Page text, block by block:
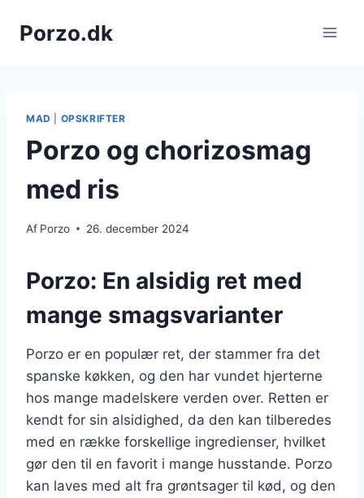
Porzo.dk
MAD OPSKRIFTER
Porzo og chorizosmag
med ris
Af Porzo 26. december 2024
Porzo: En alsidig ret med
mange smagsvarianter
Porzo er en populær ret, der stammer fra det
spanske køkken, og den har vundet hjerterne
hos mange madelskere verden over. Retten er
kendt for sin alsidighed, da den kan tilberedes
med en række forskellige ingredienser, hvilket
gør den til en favorit i mange husstande. Porzo
kan laves med alt fra grøntsager til kød, og den